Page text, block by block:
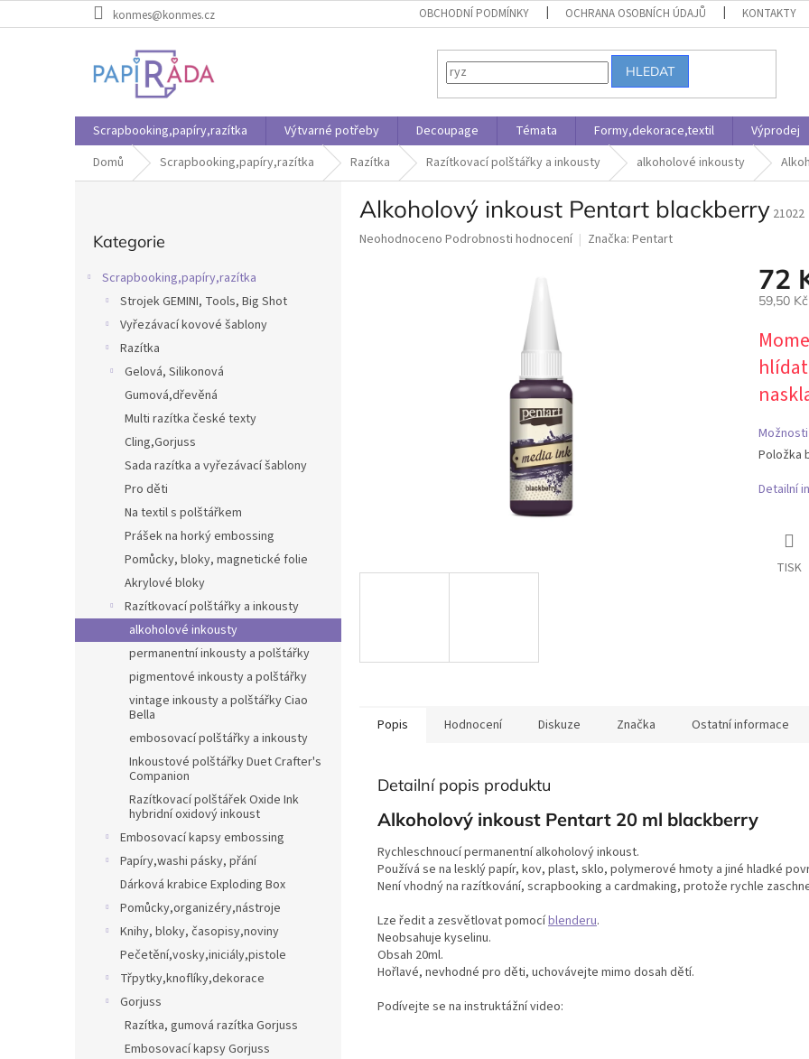
na
konmes@konmes.cz OBCHODNÍ PODMÍNKY OCHRANA OSOBNÍCH ÚDAJŮ KONTAKTY
HLEDAT
Scrapbooking,papíry,razítka Výtvarné potřeby Decoupage Témata Formy,dekorace,textil Výprodej
Domů
Scrapbooking,papíry,razítka Razítka Razítkovací polštářky a inkousty alkoholové inkousty
kategorie
Kategorie
Scrapbooking,papíry,razítka
Strojek GEMINI, Tools, Big Shot
Vyřezávací kovové šablony
Razítka
Gelová, Silikonová
Gumová,dřevěná
Multi razítka české texty
Cling,Gorjuss
Sada razítka a vyřezávací šablony
Pro děti
Na textil s polštářkem
Prášek na horký embossing
Pomůcky, bloky, magnetické folie
Akrylové bloky
Razítkovací polštářky a inkousty
alkoholové inkousty
permanentní inkousty a polštářky
pigmentové inkousty a polštářky
vintage inkousty a polštářky Ciao
Bella
embosovací polštářky a inkousty
Inkoustové polštářky Duet Crafter's
Companion
Razítkovací polštářek Oxide Ink
hybridní oxidový inkoust
Embosovací kapsy embossing
Papíry,washi pásky, přání
Dárková krabice Exploding Box
Pomůcky,organizéry,nástroje
Knihy, bloky, časopisy,noviny
Pečetění,vosky,iniciály,pistole
Třpytky,knoflíky,dekorace
Gorjuss
Razítka, gumová razítka Gorjuss
Embosovací kapsy Gorjuss
Alkoholový inkoust Pentart blackberry 21022
Průměrné
Neohodnoceno Podrobnosti hodnocení Značka: Pentart
72
59,50
cena:
Položka
Detailní
TISK
Popis Hodnocení Diskuze Značka Ostatní informace
Detailní popis produktu
Alkoholový inkoust Pentart 20 ml blackberry
Rychleschnoucí permanentní alkoholový inkoust.
Používá se na lesklý papír, kov, plast, sklo, polymerové hmoty a jiné hladké
Není vhodný na razítkování, scrapbooking a cardmaking, protože rychle
Lze ředit a zesvětlovat pomocíblenderu.
Neobsahuje kyselinu.
Obsah 20ml.
Hořlavé, nevhodné pro děti, uchovávejte mimo dosah dětí.
Podívejte se na instruktážní video: